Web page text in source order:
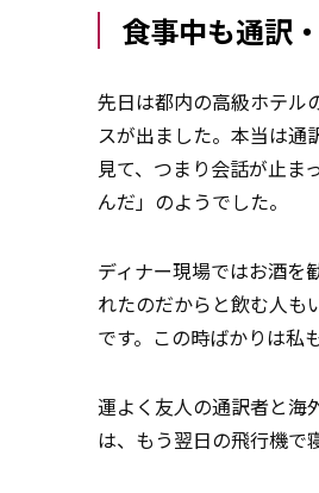
食事中も通訳
先日は都内の高級ホテル
スが出ました。本当は通
見て、つまり会話が止ま
んだ」のようでした。
ディナー現場ではお酒を
れたのだからと飲む人も
です。この時ばかりは私
運よく友人の通訳者と海
は、もう翌日の飛行機で